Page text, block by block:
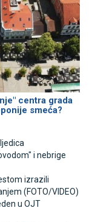
centra grada
smeća?
i nebrige
izrazili
(FOTO/VIDEO)
u OЈT